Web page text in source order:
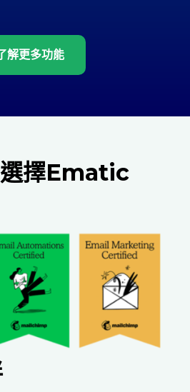
解更多功能
擇Ematic